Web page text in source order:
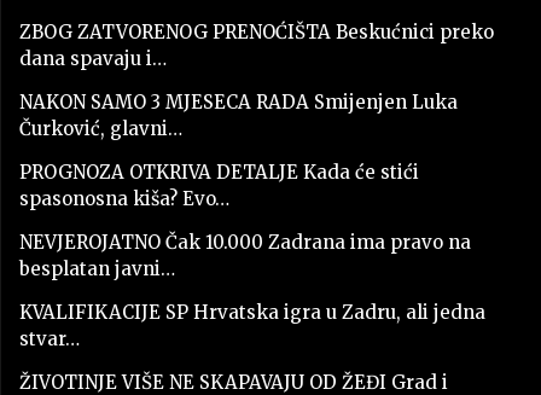
ZBOG ZATVORENOG PRENOĆIŠTA Beskućnici preko
dana spavaju i…
NAKON SAMO 3 MJESECA RADA Smijenjen Luka
Čurković, glavni…
PROGNOZA OTKRIVA DETALJE Kada će stići
spasonosna kiša? Evo…
NEVJEROJATNO Čak 10.000 Zadrana ima pravo na
besplatan javni…
KVALIFIKACIJE SP Hrvatska igra u Zadru, ali jedna
stvar…
ŽIVOTINJE VIŠE NE SKAPAVAJU OD ŽEĐI Grad i